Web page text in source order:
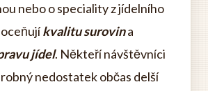
nebo o speciality z jídelního
kvalitu surovina
jídel. Někteří návštěvníci
nedostatek občas delší